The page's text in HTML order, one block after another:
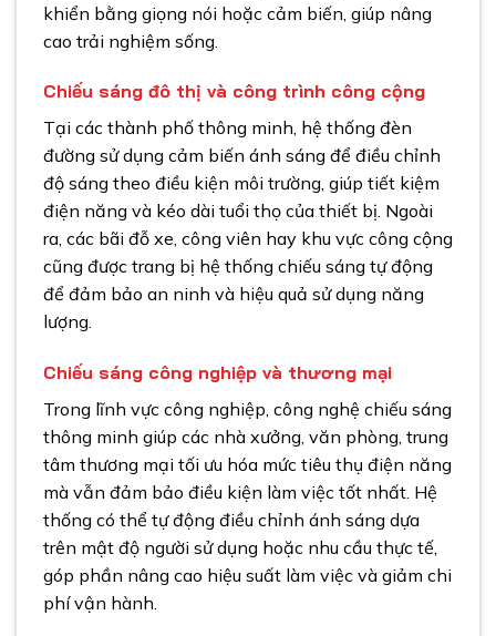
khiển bằng giọng nói hoặc cảm biến, giúp nâng
cao trải nghiệm sống.
Chiếu sáng đô thị và công trình công cộng
Tại các thành phố thông minh, hệ thống đèn
đường sử dụng cảm biến ánh sáng để điều chỉnh
độ sáng theo điều kiện môi trường, giúp tiết kiệm
điện năng và kéo dài tuổi thọ của thiết bị. Ngoài
ra, các bãi đỗ xe, công viên hay khu vực công cộng
cũng được trang bị hệ thống chiếu sáng tự động
để đảm bảo an ninh và hiệu quả sử dụng năng
lượng.
Chiếu sáng công nghiệp và thương mại
Trong lĩnh vực công nghiệp, công nghệ chiếu sáng
thông minh giúp các nhà xưởng, văn phòng, trung
tâm thương mại tối ưu hóa mức tiêu thụ điện năng
mà vẫn đảm bảo điều kiện làm việc tốt nhất. Hệ
thống có thể tự động điều chỉnh ánh sáng dựa
trên mật độ người sử dụng hoặc nhu cầu thực tế,
góp phần nâng cao hiệu suất làm việc và giảm chi
phí vận hành.